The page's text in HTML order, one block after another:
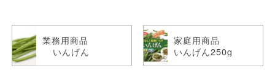
業務用商品
いんげん
家庭用商品
いんげん250g